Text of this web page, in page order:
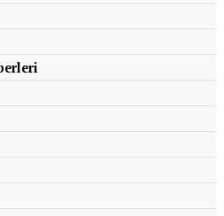
Zekâ
yaygınlaşması,
ve stratejik kontrol açısından
getirmiştir. Özellikle
ve hassas veriler söz
farklı ülkelerde